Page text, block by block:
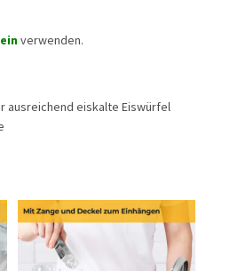
verwenden.
ausreichend eiskalte Eiswürfel